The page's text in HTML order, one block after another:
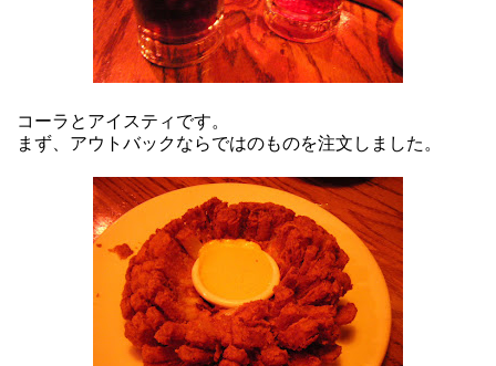
コーラとアイスティです。
まず、アウトバックならではのものを注文しました。